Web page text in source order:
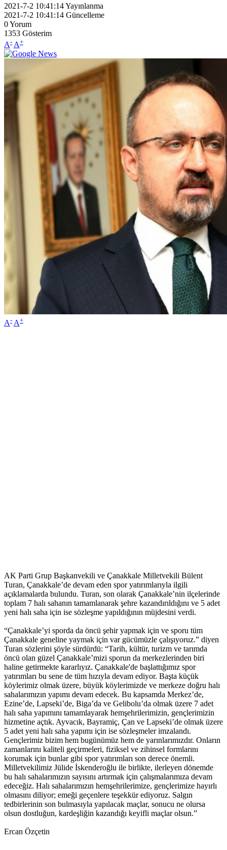
2021-7-2 10:41:14Yayınlanma
2021-7-2 10:41:14 Güncelleme
0Yorum
1353 Gösterim
A- A+
A- A+
AK Parti Grup Başkanvekili ve Çanakkale Milletvekili Bülent
Turan, Çanakkale’de devam eden spor yatırımlarıyla ilgili
açıklamalarda bulundu. Turan, son olarak Çanakkale’nin ilçelerinde
toplam 7 halı sahanın tamamlanarak şehre kazandırıldığını ve 5 adet
yeni halı saha için ise sözleşme yapıldığının müjdesini verdi.
“Çanakkale’yi sporda da öncü şehir yapmak için ve sporu tüm
Çanakkale geneline yaymak için var gücümüzle çalışıyoruz.” diyen
Turan sözlerini şöyle sürdürdü: “Tarih, kültür, turizm ve tarımda
öncü olan güzel Çanakkale’mizi sporun da merkezlerinden biri
haline getirmekte kararlıyız. Çanakkale'de başlattığımız spor
yatırımları bu sene de tüm hızıyla devam ediyor. Başta küçük
köylerimiz olmak üzere, büyük köylerimizde ve merkeze doğru halı
sahalarımızın yapımı devam edecek. Bu kapsamda Merkez’de,
Ezine’de, Lapseki’de, Biga’da ve Gelibolu’da olmak üzere 7 adet
halı saha yapımını tamamlayarak hemşehrilerimizin, gençlerimizin
hizmetine açtık. Ayvacık, Bayramiç, Çan ve Lapseki’de olmak üzere
5 adet yeni halı saha yapımı için ise sözleşmeler imzalandı.
Gençlerimiz bizim hem bugünümüz hem de yarınlarımızdır. Onların
zamanlarını kaliteli geçirmeleri, fiziksel ve zihinsel formlarını
korumak için bunlar gibi spor yatırımları son derece önemli.
Milletvekilimiz Jülide İskenderoğlu ile birlikte, ilerleyen dönemde
bu halı sahalarımızın sayısını artırmak için çalışmalarımıza devam
edeceğiz. Halı sahalarımızın hemşehrilerimize, gençlerimize hayırlı
olmasını diliyor; emeği geçenlere teşekkür ediyoruz. Salgın
tedbirlerinin son bulmasıyla yapılacak maçlar, sonucu ne olursa
olsun dostluğun, kardeşliğin kazandığı keyifli maçlar olsun.”
Ercan Özçetin